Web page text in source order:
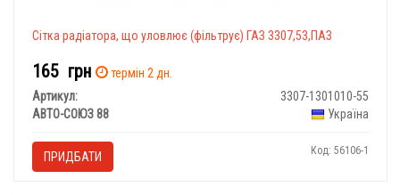
Сітка радіатора, що уловлює (фільтрує) ГАЗ 3307,53,ПАЗ
165 грн
термін 2 дн.
Артикул:
3307-1301010-55
АВТО-СОЮЗ 88
Україна
ПРИДБАТИ Код: 56106-1